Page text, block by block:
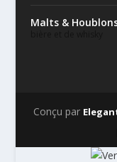
Malts &
Conçu par